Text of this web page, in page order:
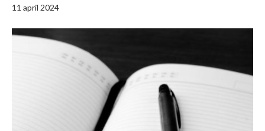
11 april 2024